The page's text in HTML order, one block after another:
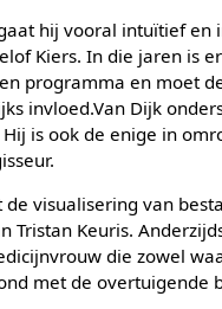
hij vooral intuïtief en
Kiers. In die jaren is
programma en moet
invloed.Van Dijk
is ook de enige in
visualisering van
Tristan Keuris.
die zowel
met de